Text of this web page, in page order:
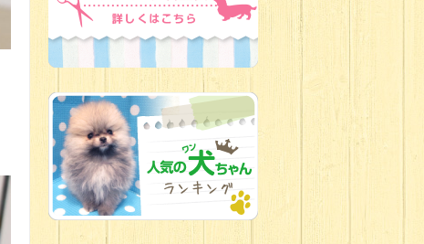
ピンシャーのご紹介
2026.07.09加古川店：可
2026.07.06 新入生紹介
2026.07.03
ちびっこワン
コ
2026.07.01ダラダラな猫
スタッフ
新入生